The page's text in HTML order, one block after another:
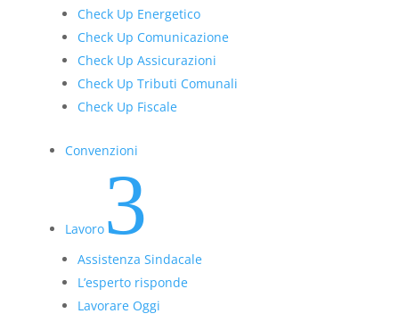
Check Up Energetico
Check Up Comunicazione
Check Up Assicurazioni
Check Up Tributi Comunali
Check Up Fiscale
Convenzioni
Lavoro3
Assistenza Sindacale
L’esperto risponde
Lavorare Oggi